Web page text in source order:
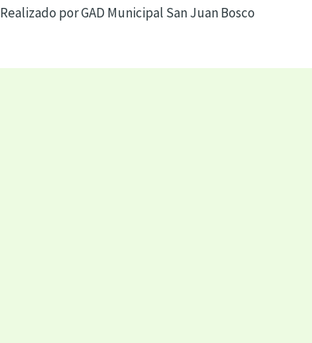
Realizado por GAD Municipal San Juan Bosco